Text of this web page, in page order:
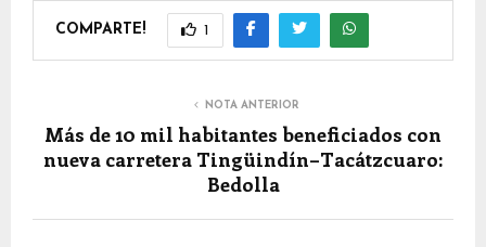
COMPARTE! 1
NOTA ANTERIOR
Más de 10 mil habitantes beneficiados con
nueva carretera Tingüindín–Tacátzcuaro:
Bedolla